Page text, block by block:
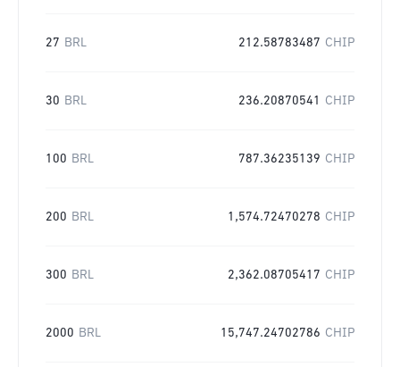
27 BRL 212.58783487 CHIP
30 BRL 236.20870541 CHIP
100 BRL 787.36235139 CHIP
200 BRL 1,574.72470278 CHIP
300 BRL 2,362.08705417 CHIP
2000 BRL 15,747.24702786 CHIP